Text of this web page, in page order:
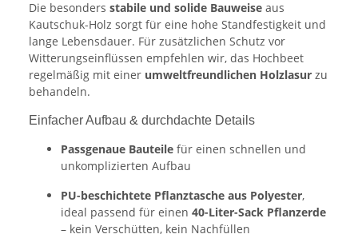
Die besonders stabile und solide Bauweise aus
Kautschuk-Holz sorgt für eine hohe Standfestigkeit und
lange Lebensdauer. Für zusätzlichen Schutz vor
Witterungseinflüssen empfehlen wir, das Hochbeet
regelmäßig mit einer umweltfreundlichen Holzlasur zu
behandeln.
Einfacher Aufbau & durchdachte Details
Passgenaue Bauteile für einen schnellen und
unkomplizierten Aufbau
PU-beschichtete Pflanztasche aus Polyester,
ideal passend für einen 40-Liter-Sack Pflanzerde
– kein Verschütten, kein Nachfüllen